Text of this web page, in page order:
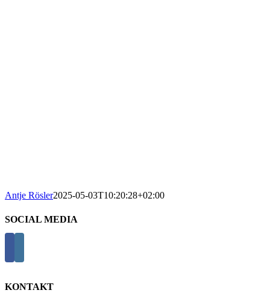
Antje Rösler2025-05-03T10:20:28+02:00
SOCIAL MEDIA
KONTAKT